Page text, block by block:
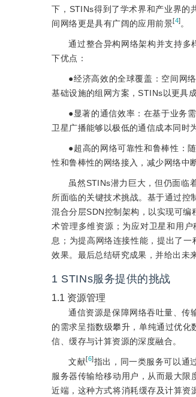
下，STINs得到了学术界和产业界的
间网络更是具有广阔的应用前景[4] 。
通过整合异构网络架构并支持多
下优点：
●经济高效的全球覆盖：空间网
基础设施的组网方案，STINs以更具
●显著的通信效率：在基于业务
卫星广播能够以极低的通信成本同时
●超高的网络可靠性和鲁棒性：
性和鲁棒性的网络接入，减少网络中
虽然STINs潜力巨大，但仍面临
所面临的关键技术挑战。基于通过控
混合分层SDN控制架构，以实现可
术管理多维资源；为应对卫星和用
息；为提高网络连接性能，提出了
效果。最后总结研究成果，并给出未
1 STINs服务提供的挑战
1.1 资源管理
通信资源是保障网络吞吐量、传
的需求呈指数级攀升，单纯通过优
信、缓存与计算资源的深度融合。
文献[6]指出，同一类服务可以通
服务器传输给移动用户，从而最大限
近端，这种方式将消耗缓存及计算资